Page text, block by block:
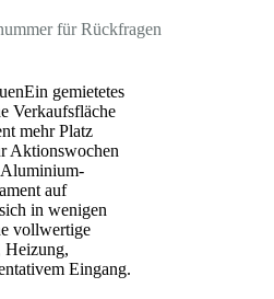
für Rückfragen
Ein gemietetes
Verkaufsfläche
mehr Platz
Aktionswochen
auf
in wenigen
vollwertige
Heizung,
Eingang.